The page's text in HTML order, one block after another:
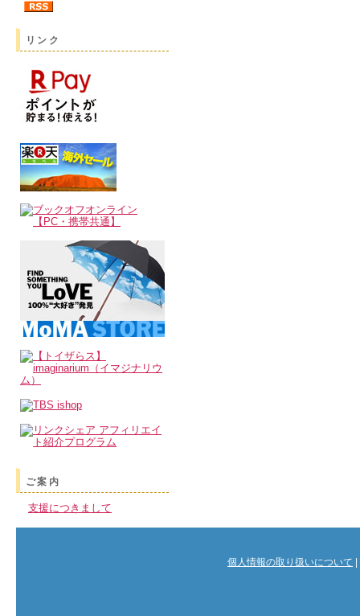
リンク
ご案内
支援につきまして
個人情報の取り扱いについて